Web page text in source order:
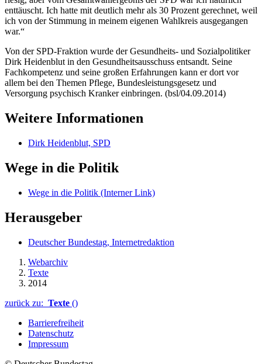
enttäuscht. Ich hatte mit deutlich mehr als 30 Prozent gerechnet, weil
ich von der Stimmung in meinem eigenen Wahlkreis ausgegangen
war.“
Von der SPD-Fraktion wurde der Gesundheits- und Sozialpolitiker
Dirk Heidenblut in den Gesundheitsausschuss entsandt. Seine
Fachkompetenz und seine großen Erfahrungen kann er dort vor
allem bei den Themen Pflege, Bundesleistungsgesetz und
Versorgung psychisch Kranker einbringen. (bsl/04.09.2014)
Weitere Informationen
Dirk Heidenblut, SPD
Wege in die Politik
Wege in die Politik (Interner Link)
Herausgeber
Deutscher Bundestag, Internetredaktion
Webarchiv
Texte
2014
zurück zu: Texte ()
Barrierefreiheit
Datenschutz
Impressum